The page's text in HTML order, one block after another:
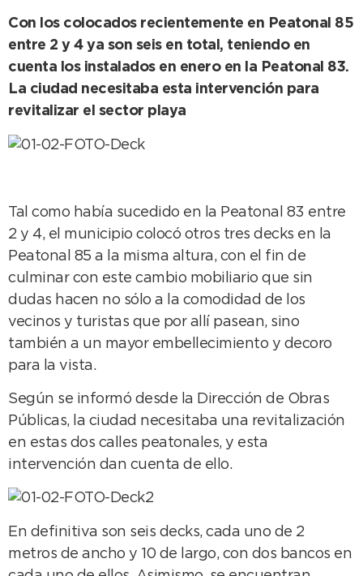
Con los colocados recientemente en Peatonal 85
entre 2 y 4 ya son seis en total, teniendo en
cuenta los instalados en enero en la Peatonal 83.
La ciudad necesitaba esta intervención para
revitalizar el sector playa
Tal como había sucedido en la Peatonal 83 entre
2 y 4, el municipio colocó otros tres decks en la
Peatonal 85 a la misma altura, con el fin de
culminar con este cambio mobiliario que sin
dudas hacen no sólo a la comodidad de los
vecinos y turistas que por allí pasean, sino
también a un mayor embellecimiento y decoro
para la vista.
Según se informó desde la Dirección de Obras
Públicas, la ciudad necesitaba una revitalización
en estas dos calles peatonales, y esta
intervención dan cuenta de ello.
En definitiva son seis decks, cada uno de 2
metros de ancho y 10 de largo, con dos bancos en